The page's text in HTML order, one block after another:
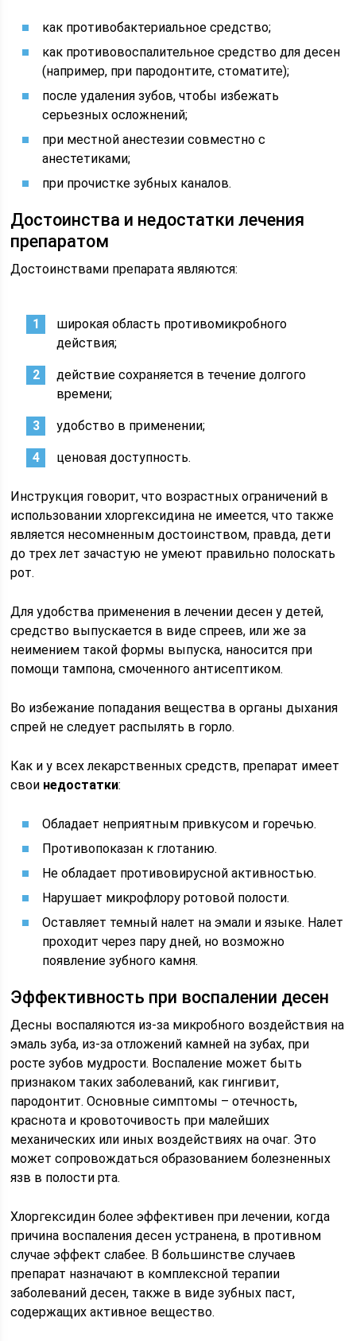
как противобактериальное средство;
как противовоспалительное средство для десен
(например, при пародонтите, стоматите);
после удаления зубов, чтобы избежать
серьезных осложнений;
при местной анестезии совместно с
анестетиками;
при прочистке зубных каналов.
Достоинства и недостатки лечения
препаратом
Достоинствами препарата являются:
широкая область противомикробного
действия;
действие сохраняется в течение долгого
времени;
удобство в применении;
ценовая доступность.
Инструкция говорит, что возрастных ограничений в
использовании хлоргексидина не имеется, что также
является несомненным достоинством, правда, дети
до трех лет зачастую не умеют правильно полоскать
рот.
Для удобства применения в лечении десен у детей,
средство выпускается в виде спреев, или же за
неимением такой формы выпуска, наносится при
помощи тампона, смоченного антисептиком.
Во избежание попадания вещества в органы дыхания
спрей не следует распылять в горло.
Как и у всех лекарственных средств, препарат имеет
свои недостатки:
Обладает неприятным привкусом и горечью.
Противопоказан к глотанию.
Не обладает противовирусной активностью.
Нарушает микрофлору ротовой полости.
Оставляет темный налет на эмали и языке. Налет
проходит через пару дней, но возможно
появление зубного камня.
Эффективность при воспалении десен
Десны воспаляются из-за микробного воздействия на
эмаль зуба, из-за отложений камней на зубах, при
росте зубов мудрости. Воспаление может быть
признаком таких заболеваний, как гингивит,
пародонтит. Основные симптомы – отечность,
краснота и кровоточивость при малейших
механических или иных воздействиях на очаг. Это
может сопровождаться образованием болезненных
язв в полости рта.
Хлоргексидин более эффективен при лечении, когда
причина воспаления десен устранена, в противном
случае эффект слабее. В большинстве случаев
препарат назначают в комплексной терапии
заболеваний десен, также в виде зубных паст,
содержащих активное вещество.